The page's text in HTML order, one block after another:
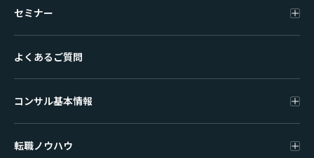
セミナー
よくあるご質問
コンサル基本情報
転職ノウハウ